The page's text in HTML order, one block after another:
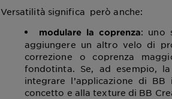
Versatilità significa però anche:
modulare la coprenza: uno
aggiungere un altro velo di
correzione o coprenza
fondotinta. Se, ad esempio,
integrare l’applicazione di
concetto e alla texture di BB